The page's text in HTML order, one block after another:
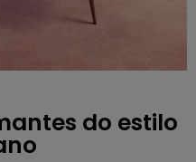
do estilo